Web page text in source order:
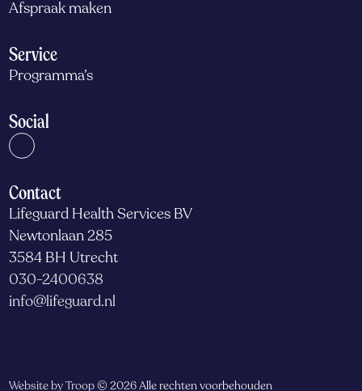
Afspraak maken
Service
Programma’s
Social
Contact
Lifeguard Health Services BV
Newtonlaan 285
3584 BH Utrecht
030-2400638
info@lifeguard.nl
Website by Troop © 2026 Alle rechten voorbehouden